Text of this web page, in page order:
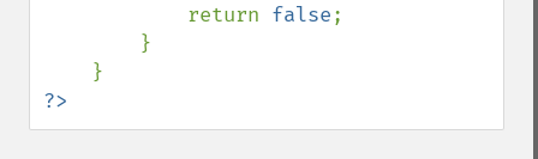
return false;
?>